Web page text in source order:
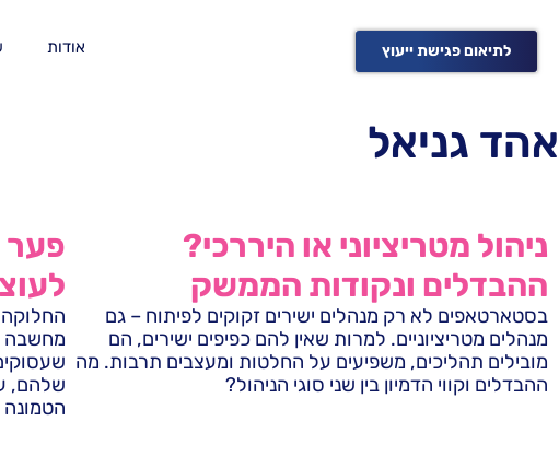
לתיאום פגישת ייעוץ אודות
אהד גניאל
ניהול מטריציוני או היררכי?
ההבדלים ונקודות הממשק
בסטארטאפים לא רק מנהלים ישירים זקוקים לפיתוח – גם
מנהלים מטריציוניים. למרות שאין להם כפיפים ישירים, הם
מובילים תהליכים, משפיעים על החלטות ומעצבים תרבות. מה
ההבדלים וקווי הדמיון בין שני סוגי הניהול?
פער
מחשבה
שלהם,
הטמונה